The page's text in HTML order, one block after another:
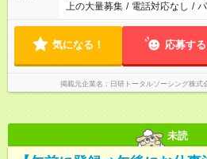
上の大量募集 / 電話対応なし /
気になる！ 応募する
掲載元企業名 日研トータルソーシング株
未読